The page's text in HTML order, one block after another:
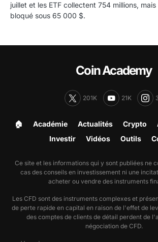
juillet et les ETF collectent 754 millions,
bloqué sous 65 000 $.
Coin Academy
201K 21K
🏠︎ Académie Actualités Crypto
Investir Vidéos Outils
Ce site et les informations qui y sont publiées ne
cas des conseils en investissement ni une
acheter ou vendre des instruments
Les CFD sont des instruments complexes et
de perte rapide en capital en raison de l'effet de
des comptes de clients de détail perdent de
négociation de CFD.